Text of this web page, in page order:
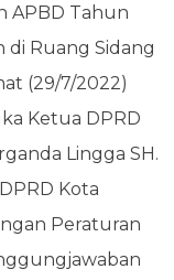
APBD Tahun
di Ruang Sidang
(29/7/2022)
Ketua DPRD
Lingga SH.
Kota
Peraturan